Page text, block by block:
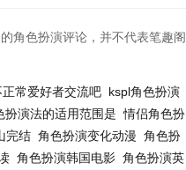
角色扮演评论，并不代表笔趣阁
常爱好者交流吧 kspl角色扮演
扮演法的适用范围是 情侣角色扮
完结 角色扮演变化动漫 角色扮
角色扮演韩国电影 角色扮演英